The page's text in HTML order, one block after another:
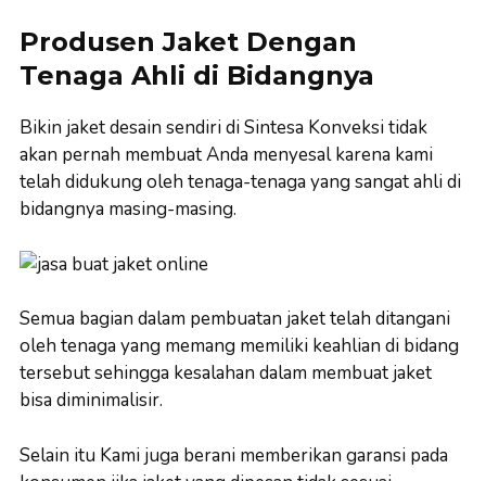
Produsen Jaket Dengan
Tenaga Ahli di Bidangnya
Bikin jaket desain sendiri di Sintesa Konveksi tidak
akan pernah membuat Anda menyesal karena kami
telah didukung oleh tenaga-tenaga yang sangat ahli di
bidangnya masing-masing.
Semua bagian dalam pembuatan jaket telah ditangani
oleh tenaga yang memang memiliki keahlian di bidang
tersebut sehingga kesalahan dalam membuat jaket
bisa diminimalisir.
Selain itu Kami juga berani memberikan garansi pada